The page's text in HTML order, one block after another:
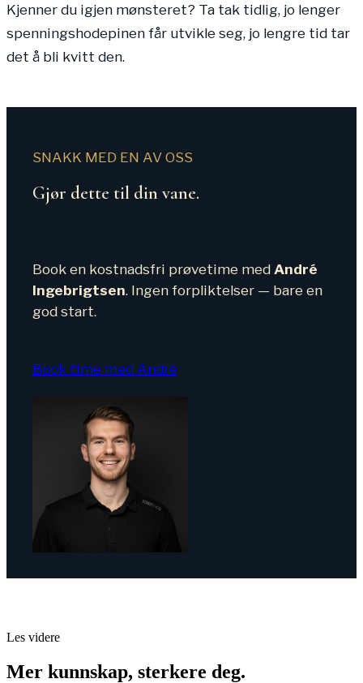
Kjenner du igjen mønsteret? Ta tak tidlig, jo lenger
spenningshodepinen får utvikle seg, jo lengre tid tar
det å bli kvitt den.
SNAKK MED EN AV OSS
Gjør dette til din vane.
Book en kostnadsfri prøvetime med André
Ingebrigtsen. Ingen forpliktelser — bare en
god start.
Book time med André
Les videre
Mer kunnskap, sterkere deg.